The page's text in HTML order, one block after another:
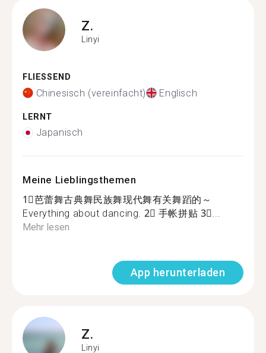
Z.
Linyi
FLIESSEND
Chinesisch (vereinfacht) Englisch
LERNT
Japanisch
Meine Lieblingsthemen
1⃣️芭蕾舞古典舞民族舞现代舞有关舞蹈的～
Everything about dancing. 2⃣️ 手帐拼贴 3⃣️...
Mehr lesen
App herunterladen
Z.
Linyi